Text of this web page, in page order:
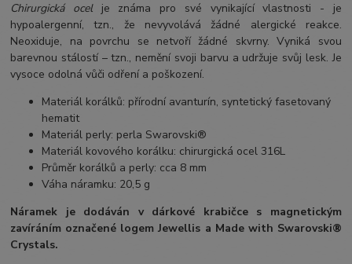
Chirurgická ocelje známa pro své vynikající vlastnosti - je
hypoalergenní, tzn., že nevyvolává žádné alergické reakce.
Neoxiduje, na povrchu se netvoří žádné skvrny. Vyniká svou
barevnou stálostí – tzn., nemění svoji barvu a udržuje svůj lesk. Je
vysoce odolná vůči odření a poškození.
Materiál korálků: přírodní avanturín, syntetický fasetovaný
hematit
Materiál perly: perla Swarovski®
Materiál kovového korálku: chirurgická ocel 316L
Průměr korálků a perly: cca 8 mm
Váha náramku: 20,5 g
Náramek je dodáván v dárkové krabičce s magnetickým
zavíráním označené logem Jewellis a Made with Swarovski®
Crystals.